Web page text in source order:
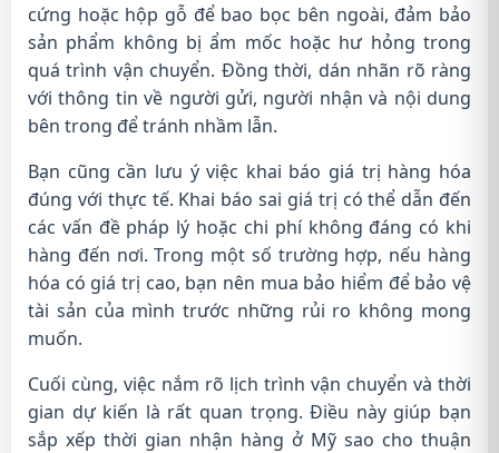
cứng hoặc hộp gỗ để bao bọc bên ngoài, đảm bảo
sản phẩm không bị ẩm mốc hoặc hư hỏng trong
quá trình vận chuyển. Đồng thời, dán nhãn rõ ràng
với thông tin về người gửi, người nhận và nội dung
bên trong để tránh nhầm lẫn.
Bạn cũng cần lưu ý việc khai báo giá trị hàng hóa
đúng với thực tế. Khai báo sai giá trị có thể dẫn đến
các vấn đề pháp lý hoặc chi phí không đáng có khi
hàng đến nơi. Trong một số trường hợp, nếu hàng
hóa có giá trị cao, bạn nên mua bảo hiểm để bảo vệ
tài sản của mình trước những rủi ro không mong
muốn.
Cuối cùng, việc nắm rõ lịch trình vận chuyển và thời
gian dự kiến là rất quan trọng. Điều này giúp bạn
sắp xếp thời gian nhận hàng ở Mỹ sao cho thuận